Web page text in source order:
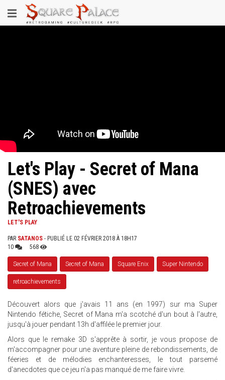
au
contenu
Toggle
navigation
Let's Play - Secret of Mana
(SNES) avec
Retroachievements
LET'S PLAY
PAR SATANOS - PUBLIÉ LE 02 FÉVRIER 2018 À 18H17
10
568
Secret of Mana Secret of Mana Square Enix Super Nintendo
retroachievements
Découvert alors que j'avais 11 ans (en 1997) sur ma Super
Nintendo fétiche, Secret of Mana m'a scotché d'un bout à l'autre,
jusqu'à jouer pendant 13h d'affilée le premier jour.
Alors que le remake 3D s'apprête à sortir, je vous propose de
m'accompagner pour une aventure pleine de rebondissements, de
féeries et de mélodies enchanteresses, le tout parsemé
d'anecdotes que ce jeu n'a pas manqué de me faire vivre.